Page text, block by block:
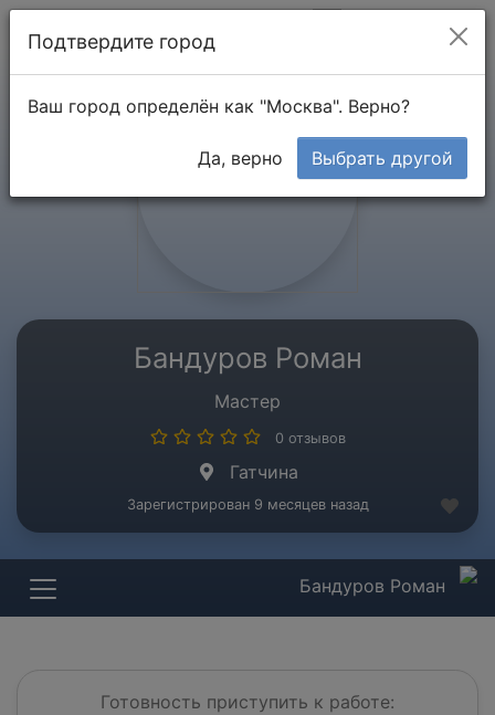
Бандуров Роман
Мастер
0 отзывов
Гатчина
Зарегистрирован 9 месяцев назад
Бандуров Роман
Готовность приступить к работе:
Подтвердите город
Ваш город определён как "Москва". Верно?
Да, верно Выбрать другой